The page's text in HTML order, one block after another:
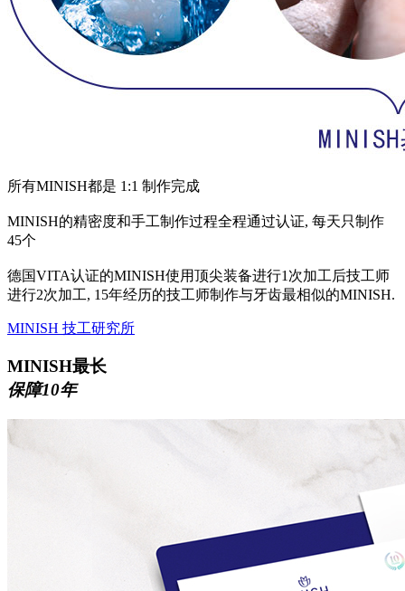
所有MINISH都是 1:1 制作完成
MINISH的精密度和手工制作过程全程通过认证, 每天只制作
45个
德国VITA认证的MINISH使用顶尖装备进行1次加工后技工师
进行2次加工, 15年经历的技工师制作与牙齿最相似的MINISH.
MINISH 技工研究所
MINISH最长
保障10年